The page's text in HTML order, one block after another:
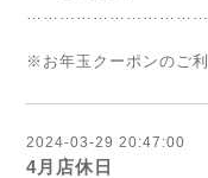
※お年玉クーポンのご
2024-03-29 20:47:00
4月店休日